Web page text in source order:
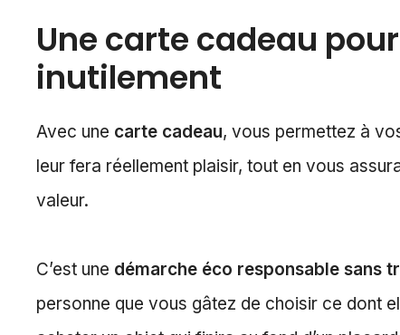
Une carte cadeau
inutilement
Avec une carte cadeau, vous permettez à
leur fera réellement plaisir, tout en vous
valeur.
C’est une démarche éco responsable sans
personne que vous gâtez de choisir ce dont